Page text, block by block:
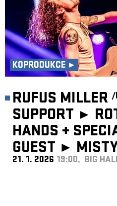
KOPRODUKCE ►
RUFUS MILLER /
SUPPORT ►
HANDS +
GUEST ►
/UK
21. 1. 2026 19:00, BIG